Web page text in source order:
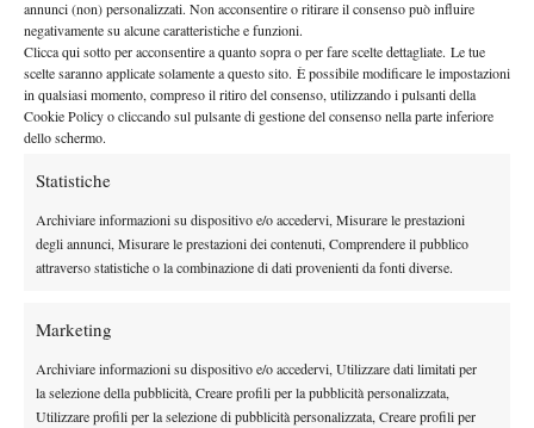
annunci (non) personalizzati. Non acconsentire o ritirare il consenso può influire
negativamente su alcune caratteristiche e funzioni.
Clicca qui sotto per acconsentire a quanto sopra o per fare scelte dettagliate. Le tue
scelte saranno applicate solamente a questo sito. È possibile modificare le impostazioni
in qualsiasi momento, compreso il ritiro del consenso, utilizzando i pulsanti della
Cookie Policy o cliccando sul pulsante di gestione del consenso nella parte inferiore
dello schermo.
Statistiche
Archiviare informazioni su dispositivo e/o accedervi, Misurare le prestazioni
degli annunci, Misurare le prestazioni dei contenuti, Comprendere il pubblico
attraverso statistiche o la combinazione di dati provenienti da fonti diverse.
Marketing
Archiviare informazioni su dispositivo e/o accedervi, Utilizzare dati limitati per
la selezione della pubblicità, Creare profili per la pubblicità personalizzata,
Utilizzare profili per la selezione di pubblicità personalizzata, Creare profili per
rinnovato e più accogliente: un intervento importante che
rafforza una tradizione tennistica radicata e consolida la
presenza di questa manifestazione nel calendario internazionale.
La collocazione del torneo tra Madrid e Roma rappresenta una
straordinaria opportunità per gli atleti”
numero uno FITP
giocatori del circuito si confrontano sulla terra battuta europea
e, già nelle passate edizioni, abbiamo visto sfidarsi in Sardegna
tra i protagonisti del tennis mondiale. Ospitare un evento di
sportiva e turistica dell’isola. Un sincero ringraziamento va
dunque all’Assessorato al Turismo della Regione Sardegna, che